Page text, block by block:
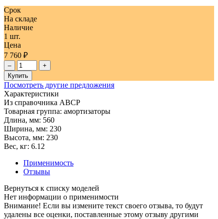
Срок
На складе
Наличие
1 шт.
Цена
7 760 ₽
–
+
Купить
Посмотреть другие предложения
Характеристики
Из справочника ABCP
Товарная группа: амортизаторы
Длина, мм: 560
Ширина, мм: 230
Высота, мм: 230
Вес, кг: 6.12
Применимость
Отзывы
Нет информации о применимости
Внимание! Если вы измените текст своего отзыва, то будут
удалены все оценки, поставленные этому отзыву другими